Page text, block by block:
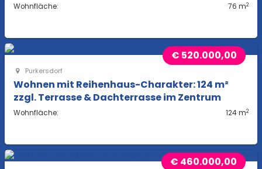
Wohnfläche: 76 m2
€ 520.000,00
Purkersdorf
Wohnen mit Reihenhaus-Charakter: 124 m²
zzgl. Terrasse & Dachterrasse im Zentrum
Wohnfläche: 124 m2
€ 460.000,00